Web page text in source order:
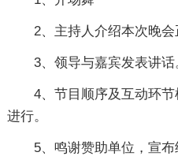
2、主持人介绍本次晚会
3、领导与嘉宾发表讲话
4、节目顺序及互动环
进行。
5、鸣谢赞助单位，宣